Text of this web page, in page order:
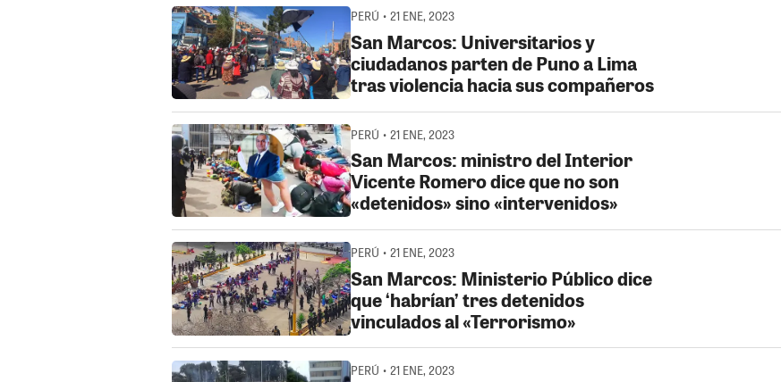
PERÚ • 21 ENE, 2023
San Marcos: Universitarios y
ciudadanos parten de Puno a Lima
tras violencia hacia sus compañeros
PERÚ • 21 ENE, 2023
San Marcos: ministro del Interior
Vicente Romero dice que no son
«detenidos» sino «intervenidos»
PERÚ • 21 ENE, 2023
San Marcos: Ministerio Público dice
que ‘habrían’ tres detenidos
vinculados al «Terrorismo»
PERÚ • 21 ENE, 2023